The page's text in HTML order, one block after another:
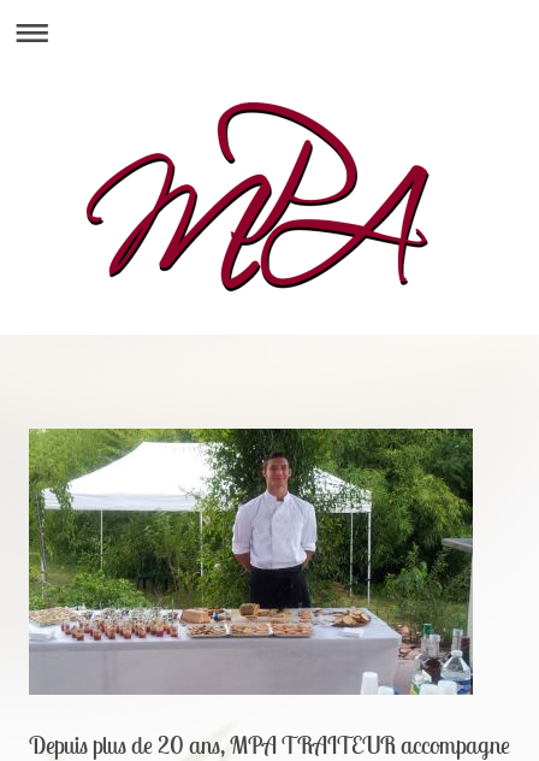
Depuis plus de 20 ans, MPA TRAITEUR accompagne